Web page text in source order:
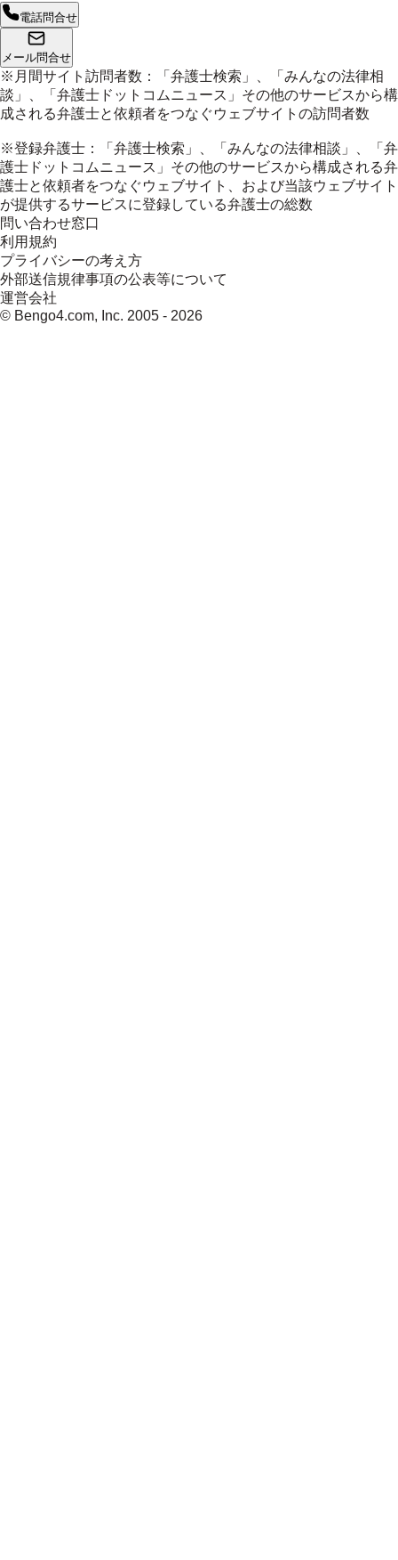
電話問合せ
メール問合せ
※月間サイト訪問者数：「弁護士検索」、「みんなの法律相
談」、「弁護士ドットコムニュース」その他のサービスから構
成される弁護士と依頼者をつなぐウェブサイトの訪問者数
※登録弁護士：「弁護士検索」、「みんなの法律相談」、「弁
護士ドットコムニュース」その他のサービスから構成される弁
護士と依頼者をつなぐウェブサイト、および当該ウェブサイト
が提供するサービスに登録している弁護士の総数
問い合わせ窓口
利用規約
プライバシーの考え方
外部送信規律事項の公表等について
運営会社
© Bengo4.com, Inc. 2005 - 2026